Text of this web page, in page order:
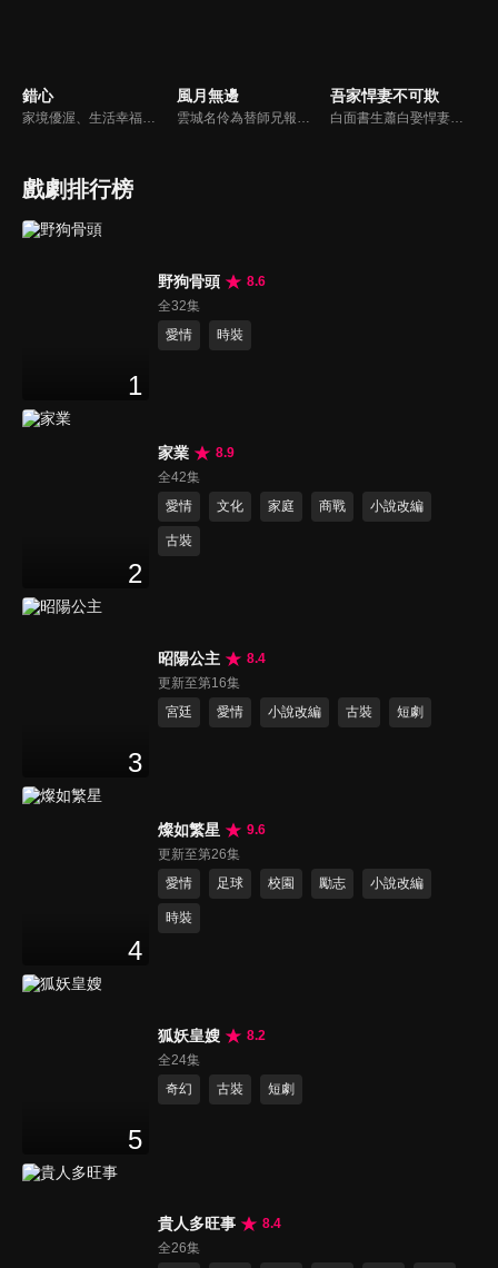
錯心
家境優渥、生活幸福的富商之女連心若，遭逢鉅變失去一切，伸冤不成反被活埋，幸得裴家二爺裴玉澤所救，決心尋找真相伺機復仇。五年後連心若化名歌手杜幽夢回歸，與裴玉澤攜手層層佈局，開啟一場瑰麗爽快的復仇遊戲。
風月無邊
雲城名伶為替師兄報仇不惜鋌而走險委身軍閥之子賀行洲，並精心佈置好陷阱，利用他一步一步接近權力的中心，也慢慢接近真相，卻不知一顆心早在這步步為營的謀劃中陷落，最終深陷虐戀癡纏的故事。
吾家悍妻不可欺
白面書生蕭白娶悍妻徐三娘，誰知她是失憶女將軍，他是隱姓世子爺。假夫妻變真戰友，組百姓軍抗倭寇，鬥權宦，夫妻聯手揭陰謀，救孤寡，在亂世中為百姓打下一座俠義之城。
戲劇排行榜
1
野狗骨頭
8.6
全32集
愛情
時裝
2
家業
8.9
全42集
愛情
文化 家庭 商戰 小說改編
古裝
3
昭陽公主
8.4
更新至第16集
宮廷
愛情 小說改編 古裝 短劇
4
燦如繁星
9.6
更新至第26集
愛情
足球 校園 勵志 小說改編
時裝
5
狐妖皇嫂
8.2
全24集
奇幻
古裝 短劇
貴人多旺事
8.4
全26集